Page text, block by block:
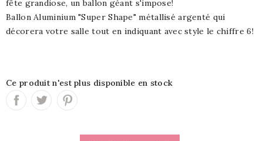
fête grandiose, un ballon géant s'impose!
Ballon Aluminium "Super Shape" métallisé argenté qui
décorera votre salle tout en indiquant avec style le chiffre 6!
Ce produit n'est plus disponible en stock